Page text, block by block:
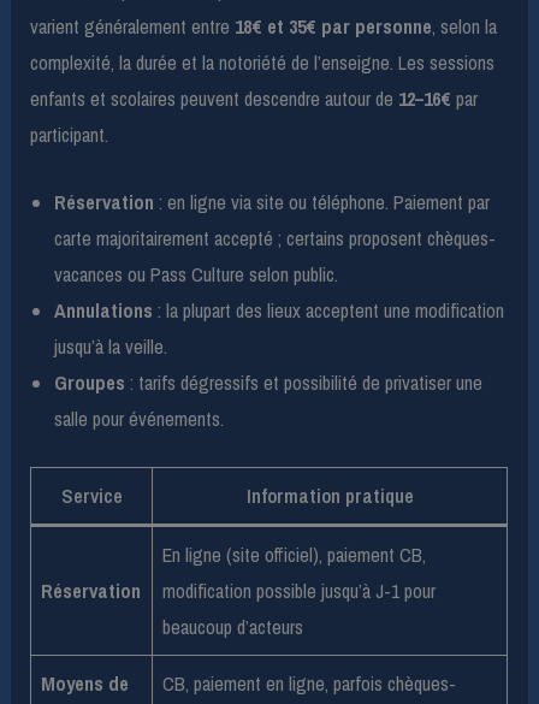
varient généralement entre 18€ et 35€ par personne, selon la
complexité, la durée et la notoriété de l’enseigne. Les sessions
enfants et scolaires peuvent descendre autour de 12–16€ par
participant.
Réservation : en ligne via site ou téléphone. Paiement par
carte majoritairement accepté ; certains proposent chèques-
vacances ou Pass Culture selon public.
Annulations : la plupart des lieux acceptent une modification
jusqu’à la veille.
Groupes : tarifs dégressifs et possibilité de privatiser une
salle pour événements.
Service Information pratique
Réservation
En ligne (site officiel), paiement CB,
modification possible jusqu’à J-1 pour
beaucoup d’acteurs
Moyens de
CB, paiement en ligne, parfois chèques-